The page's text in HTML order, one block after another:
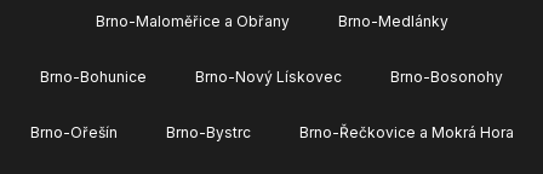
Brno-Maloměřice a Obřany Brno-Medlánky
Brno-Bohunice Brno-Nový Lískovec Brno-Bosonohy
Brno-Ořešín Brno-Bystrc Brno-Řečkovice a Mokrá Hora